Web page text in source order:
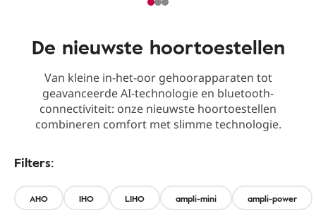
De nieuwste hoortoestellen
Van kleine in-het-oor gehoorapparaten tot
geavanceerde AI-technologie en bluetooth-
connectiviteit: onze nieuwste hoortoestellen
combineren comfort met slimme technologie.
Filters:
AHO IHO LIHO ampli-mini ampli-power